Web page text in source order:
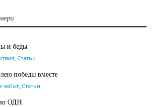
и беды
Статьи
победы вместе
забыт Статьи
ОДН